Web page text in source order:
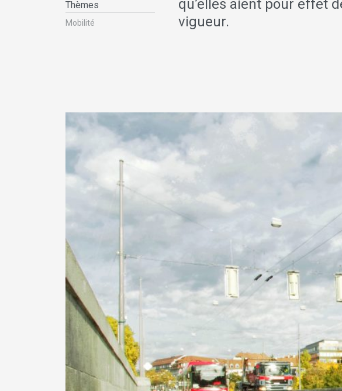
Thèmes
Mobilité
qu’elles aient pour effet
vigueur.